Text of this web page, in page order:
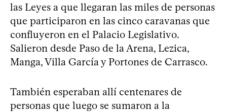
las Leyes a que llegaran las miles de personas
que participaron en las cinco caravanas que
confluyeron en el Palacio Legislativo.
Salieron desde Paso de la Arena, Lezica,
Manga, Villa García y Portones de Carrasco.
También esperaban allí centenares de
personas que luego se sumaron a la